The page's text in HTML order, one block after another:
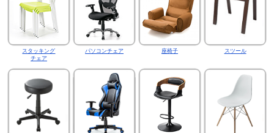
スタッキング
チェア
パソコンチェア 座椅子 スツール